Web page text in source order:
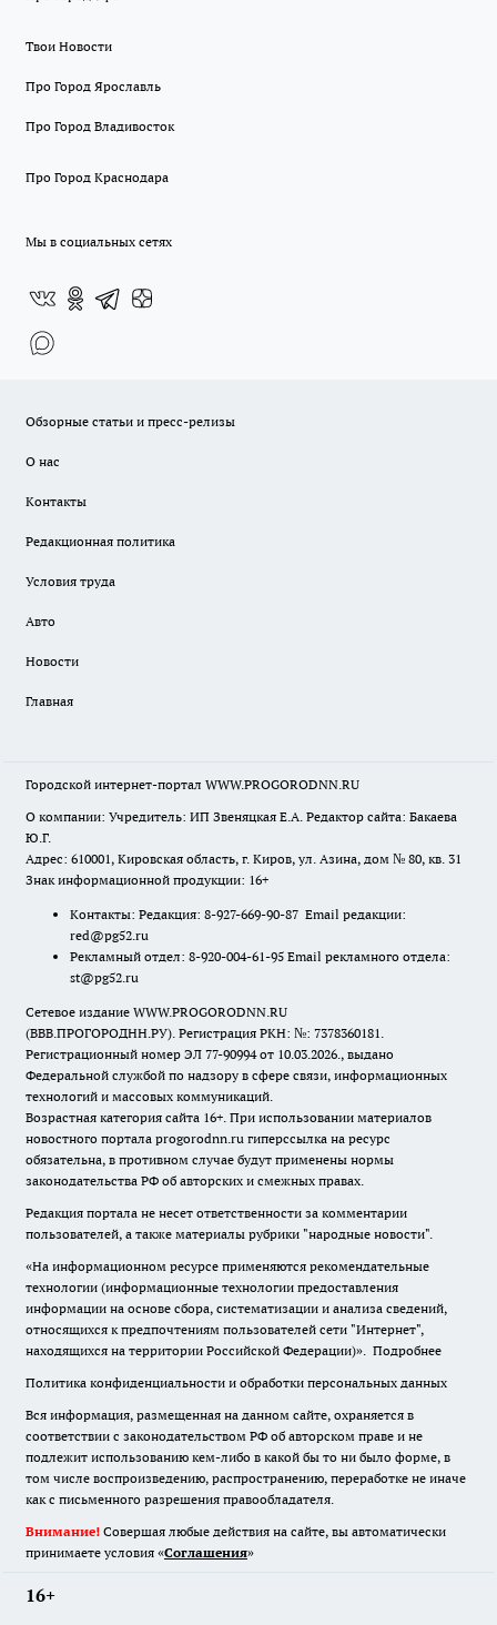
Твои Новости
Про Город Ярославль
Про Город Владивосток
Про Город Краснодара
Мы в социальных сетях
Обзорные статьи и пресс-релизы
О нас
Контакты
Редакционная политика
Условия труда
Авто
Новости
Главная
Городской интернет-портал WWW.PROGORODNN.RU
О компании: Учредитель: ИП Звеняцкая Е.А. Редактор сайта: Бакаева
Ю.Г.
Адрес: 610001, Кировская область, г. Киров, ул. Азина, дом № 80, кв. 31
Знак информационной продукции: 16+
Контакты: Редакция: 8-927-669-90-87 Email редакции:
red@pg52.ru
Рекламный отдел: 8-920-004-61-95 Email рекламного отдела:
st@pg52.ru
Сетевое издание WWW.PROGORODNN.RU
(ВВВ.ПРОГОРОДНН.РУ). Регистрация РКН: №: 7378360181.
Регистрационный номер ЭЛ 77-90994 от 10.03.2026., выдано
Федеральной службой по надзору в сфере связи, информационных
технологий и массовых коммуникаций.
Возрастная категория сайта 16+. При использовании материалов
новостного портала progorodnn.ru гиперссылка на ресурс
обязательна, в противном случае будут применены нормы
законодательства РФ об авторских и смежных правах.
Редакция портала не несет ответственности за комментарии
пользователей, а также материалы рубрики "народные новости".
«На информационном ресурсе применяются рекомендательные
технологии (информационные технологии предоставления
информации на основе сбора, систематизации и анализа сведений,
относящихся к предпочтениям пользователей сети "Интернет",
находящихся на территории Российской Федерации)». Подробнее
Политика конфиденциальности и обработки персональных данных
Вся информация, размещенная на данном сайте, охраняется в
соответствии с законодательством РФ об авторском праве и не
подлежит использованию кем-либо в какой бы то ни было форме, в
том числе воспроизведению, распространению, переработке не иначе
как с письменного разрешения правообладателя.
Внимание! Совершая любые действия на сайте, вы автоматически
принимаете условия «Cоглашения»
16+